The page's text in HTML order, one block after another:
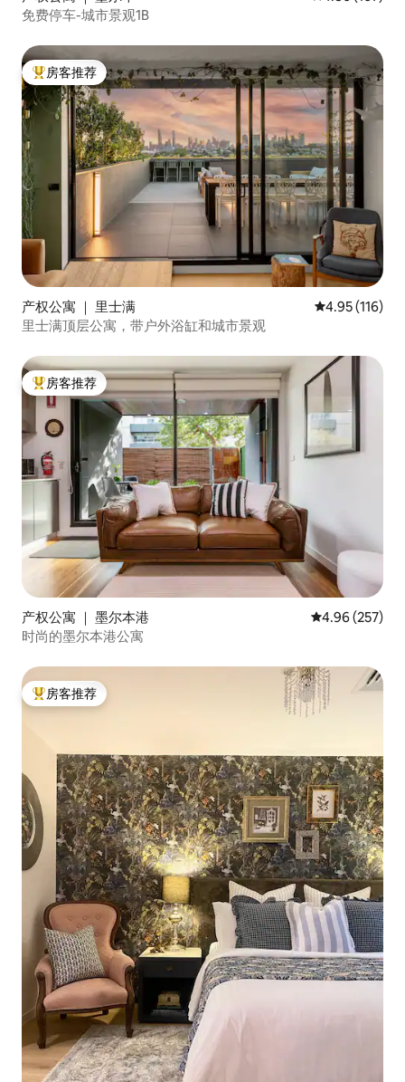
免费停车-城市景观1B
热门「房客推荐」
房客推荐
产权公寓 ｜ 里士满 平均评分 4.95
4.95 (116)
里士满顶层公寓，带户外浴缸和城市景观
热门「房客推荐」
房客推荐
产权公寓 ｜ 墨尔本港 平均评分 4.96
4.96 (257)
时尚的墨尔本港公寓
热门「房客推荐」
房客推荐